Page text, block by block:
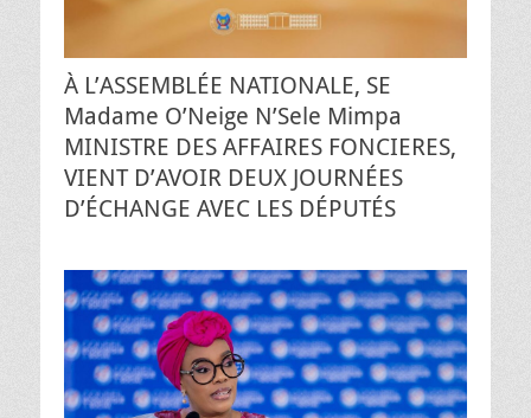
À L’ASSEMBLÉE NATIONALE, SE
Madame O’Neige N’Sele Mimpa
MINISTRE DES AFFAIRES FONCIERES,
VIENT D’AVOIR DEUX JOURNÉES
D’ÉCHANGE AVEC LES DÉPUTÉS